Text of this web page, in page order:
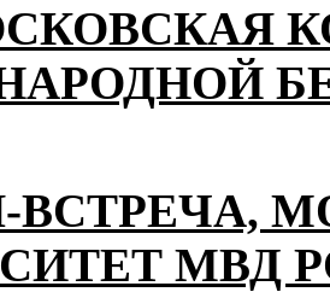
ВСТРЕЧА,
МВД